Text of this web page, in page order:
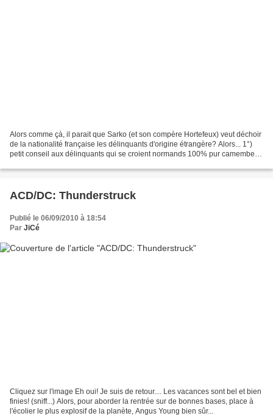
Alors comme çà, il parait que Sarko (et son compère Hortefeux) veut déchoir
de la nationalité française les délinquants d'origine étrangère? Alors... 1°)
petit conseil aux délinquants qui se croient normands 100% pur camembert:
ACD/DC: Thunderstruck
Publié le 06/09/2010 à 18:54
Par JiCé
Cliquez sur l'image Eh oui! Je suis de retour.... Les vacances sont bel et bien
finies! (sniff...) Alors, pour aborder la rentrée sur de bonnes bases, place à
l'écolier le plus explosif de la planète, Angus Young bien sûr...